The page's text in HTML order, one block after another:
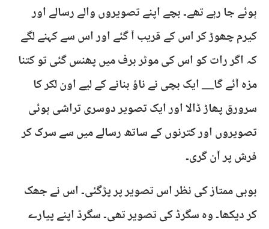
ہوئے جا رہے تھے۔ بچے اپنے تصویروں والے رسالے اور
کیرم چھوڑ کر اس کے قریب آ گئے اور اس سے کہنے لگے
کہ اگر رات کو اس کی موٹر برف میں پھنس گئی تو کتنا
مزہ آئے گا__ ایک بچی نے ناؤ بنانے کے لیے اون لکر کا
سرورق پھاڑ ڈالا اور ایک تصویر دوسری تراشی ہوئی
تصویروں اور کترنوں کے ساتھ رسالے میں سے سرک کر
فرش پر آن گری۔
بوبی ممتاز کی نظر اس تصویر پر پڑگئی۔ اس نے جھک
کر دیکھا۔ وہ سگرڈ کی تصویر تھی۔ سگرڈ اپنے پیارے